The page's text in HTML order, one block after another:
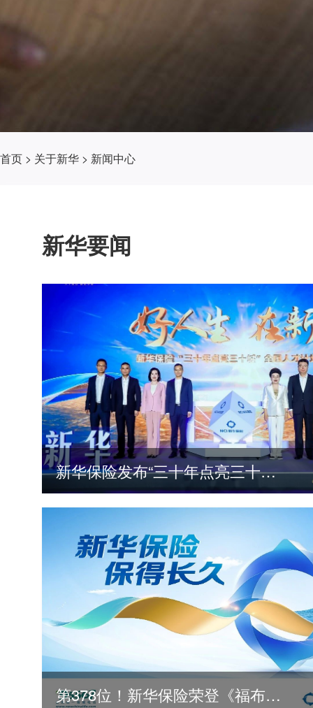
首页 > 关于新华 > 新闻中心
新华要闻
新华保险发布“三十年点亮三十城”全国人才计划
第378位！新华保险荣登《福布斯》全球500强